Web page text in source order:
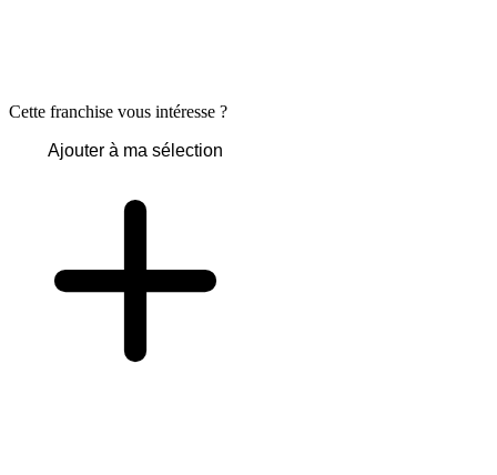
Cette franchise vous intéresse ?
Ajouter à ma sélection